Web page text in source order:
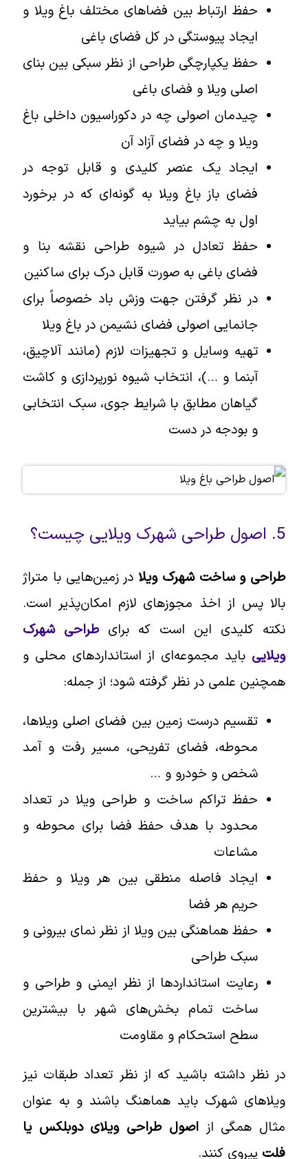
حفظ ارتباط بین فضاهای مختلف باغ ویلا و
ایجاد پیوستگی در کل فضای باغی
حفظ یکپارچگی طراحی از نظر سبکی بین بنای
اصلی ویلا و فضای باغی
چیدمان اصولی چه در دکوراسیون داخلی باغ
ویلا و چه در فضای آزاد آن
ایجاد یک عنصر کلیدی و قابل توجه در
فضای باز باغ ویلا به گونه‌ای که در برخورد
اول به چشم بیاید
حفظ تعادل در شیوه طراحی نقشه بنا و
فضای باغی به صورت قابل درک برای ساکنین
در نظر گرفتن جهت وزش باد خصوصاً برای
جانمایی اصولی فضای نشیمن در باغ ویلا
تهیه وسایل و تجهیزات لازم (مانند آلاچیق،
آبنما و …)، انتخاب شیوه نورپردازی و کاشت
گیاهان مطابق با شرایط جوی، سبک انتخابی
و بودجه در دست
طراحی و ساخت شهرک ویلا در زمین‌هایی با متراژ
بالا پس از اخذ مجوزهای لازم امکان‌پذیر است.
نکته کلیدی این است که برایطراحی شهرک
ویلاییباید مجموعه‌ای از استانداردهای محلی و
همچنین علمی در نظر گرفته شود؛ از جمله:
تقسیم درست زمین بین فضای اصلی ویلاها،
محوطه، فضای تفریحی، مسیر رفت و آمد
شخص و خودرو و …
حفظ تراکم ساخت و طراحی ویلا در تعداد
محدود با هدف حفظ فضا برای محوطه و
مشاعات
ایجاد فاصله منطقی بین هر ویلا و حفظ
حریم هر فضا
حفظ هماهنگی بین ویلا از نظر نمای بیرونی و
سبک طراحی
رعایت استانداردها از نظر ایمنی و طراحی و
ساخت تمام بخش‌های شهر با بیشترین
سطح استحکام و مقاومت
در نظر داشته باشید که از نظر تعداد طبقات نیز
ویلاهای شهرک باید هماهنگ باشند و به عنوان
مثال همگی ازاصول طراحی ویلای دوبلکس یا
فلتپیروی کنند.